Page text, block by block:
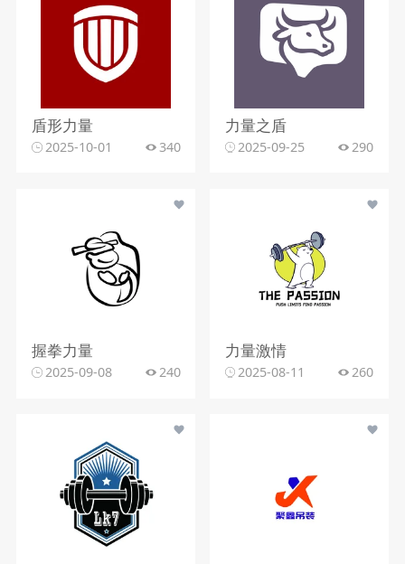
盾形力量
2025-10-01 340
力量之盾
2025-09-25 290
握拳力量
2025-09-08 240
力量激情
2025-08-11 260